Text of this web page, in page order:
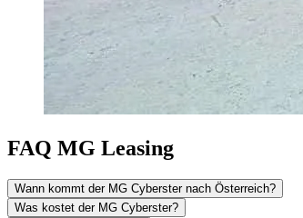
FAQ MG Leasing
Wann kommt der MG Cyberster nach Österreich?
Was kostet der MG Cyberster?